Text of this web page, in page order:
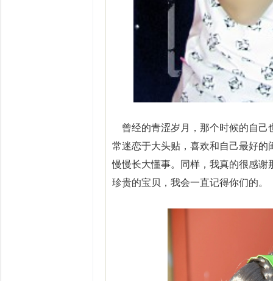
曾经的青涩岁月，那个时候的自己
常迷恋于大头贴，喜欢和自己最好
慢慢长大懂事。同样，我真的很感
珍贵的宝贝，我会一直记得你们的。